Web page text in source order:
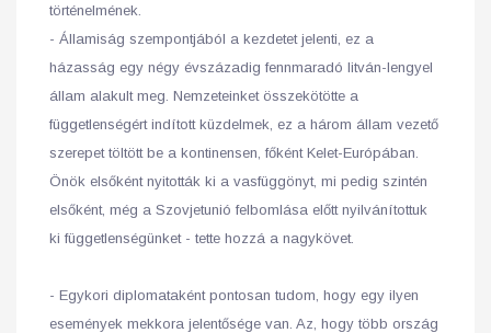
történelmének.
- Államiság szempontjából a kezdetet jelenti, ez a
házasság egy négy évszázadig fennmaradó litván-lengyel
állam alakult meg. Nemzeteinket összekötötte a
függetlenségért indított küzdelmek, ez a három állam vezető
szerepet töltött be a kontinensen, főként Kelet-Európában.
Önök elsőként nyitották ki a vasfüggönyt, mi pedig szintén
elsőként, még a Szovjetunió felbomlása előtt nyilvánítottuk
ki függetlenségünket - tette hozzá a nagykövet.
- Egykori diplomataként pontosan tudom, hogy egy ilyen
események mekkora jelentősége van. Az, hogy több ország